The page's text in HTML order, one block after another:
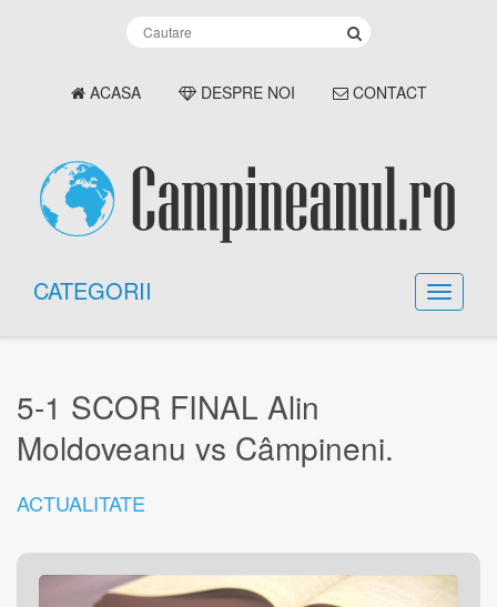
ACASA DESPRE NOI CONTACT
CATEGORII
5-1 SCOR FINAL Alin
Moldoveanu vs Câmpineni.
ACTUALITATE